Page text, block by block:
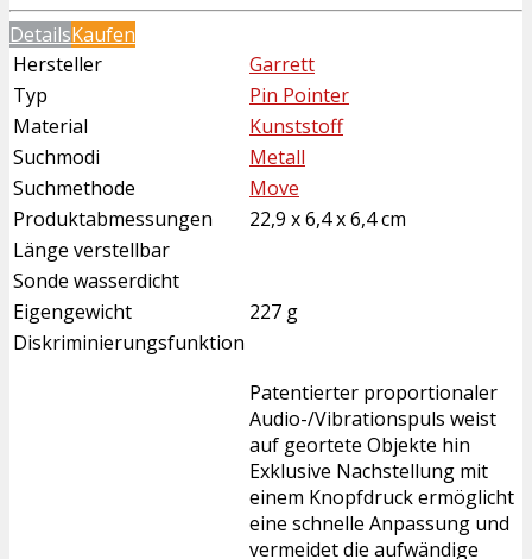
DetailsKaufen
Hersteller
Garrett
Typ
Pin Pointer
Material
Kunststoff
Suchmodi
Metall
Suchmethode
Move
Produktabmessungen
22,9 x 6,4 x 6,4 cm
Länge verstellbar
Sonde wasserdicht
Eigengewicht
227 g
Diskriminierungsfunktion
Patentierter proportionaler
Audio-/Vibrationspuls weist
auf geortete Objekte hin
Exklusive Nachstellung mit
einem Knopfdruck ermöglicht
eine schnelle Anpassung und
vermeidet die aufwändige